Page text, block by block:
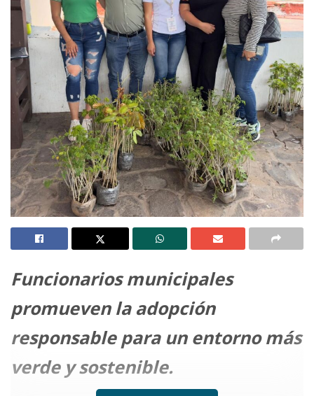
Funcionarios municipales
promueven la adopción
responsable para un entorno más
verde y sostenible.